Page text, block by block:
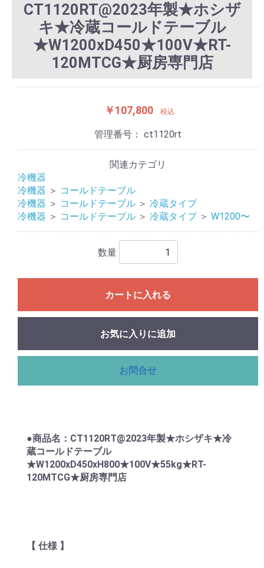
CT1120RT@2023年製★ホシザ
キ★冷蔵コールドテーブル
★W1200xD450★100V★RT-
120MTCG★厨房専門店
￥107,800 税込
管理番号： ct1120rt
関連カテゴリ
冷機器
冷機器 ＞ コールドテーブル
冷機器 ＞ コールドテーブル ＞ 冷蔵タイプ
冷機器 ＞ コールドテーブル ＞ 冷蔵タイプ ＞ W1200〜
数量
カートに入れる
お気に入りに追加
お問合せ
●商品名：CT1120RT@2023年製★ホシザキ★冷
蔵コールドテーブル
★W1200xD450xH800★100V★55kg★RT-
120MTCG★厨房専門店
【 仕様 】